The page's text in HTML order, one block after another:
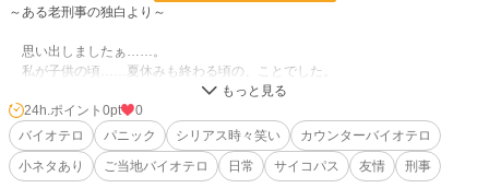
～ある老刑事の独白より～
思い出しましたぁ……。
私が子供の頃……夏休みも終わる頃の、ことでした。
台風が近づいていて、私はなんとなく……ワクワクして、朝早く起きたとで
す。
そしたら、窓の外が異様に赤くて、私は、火事かと思って……驚いて、外に様
子を見に行きました……。
外に出た私は、驚きました。
24h.ポイント 0pt
0
バイオテロ
パニック シリアス時々笑い
カウンターバイオテロ
小ネタあり
ご当地バイオテロ 日常 サイコパス 友情 刑事